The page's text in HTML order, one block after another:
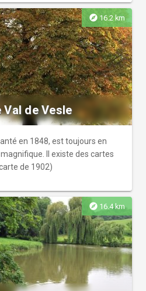
a besoin d'un élagage qui
Il a été élu "Arbre de
et concourt au titre d'Arbre
sera prochainement
explore 16.2 km
de Vesle
en 1848, est toujours en
Il existe des cartes
de 1902)
explore 16.4 km